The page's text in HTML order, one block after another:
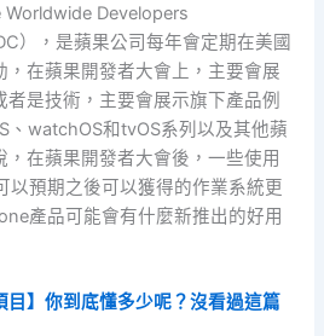
Worldwide Developers
），是蘋果公司每年會定期在美國
，在蘋果開發者大會上，主要會展
是技術，主要會展示旗下產品例
、watchOS和tvOS系列以及其他蘋
，在蘋果開發者大會後，一些使用
以預期之後可以獲得的作業系統更
產品可能會有什麼新推出的好用
目】你到底懂多少呢？沒看過這篇